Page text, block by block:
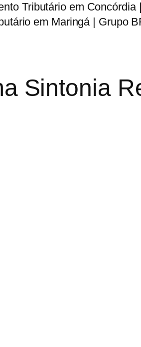
Tributário em Concórdia
em Maringá | Grupo
Sintonia